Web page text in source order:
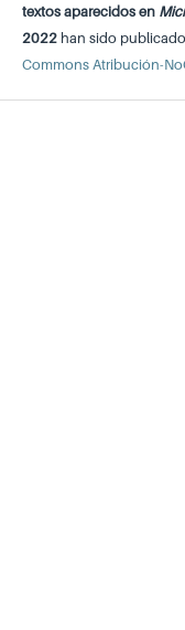
textos aparecidos en
2022han sido
Commons Atribución-